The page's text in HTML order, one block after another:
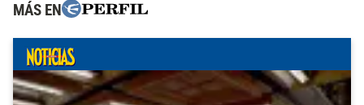
MÁS EN